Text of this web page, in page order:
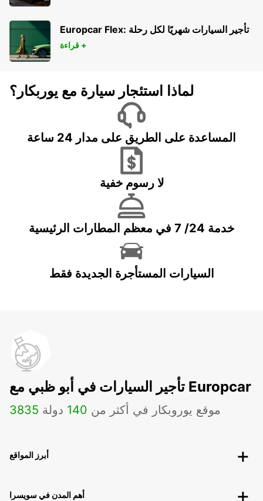
Europcar Flex: تأجير السيارات شهريًا لكل رحلة
قراءة +
لماذا استئجار سيارة مع يوربكار؟
المساعدة على الطريق على مدار 24 ساعة
لا رسوم خفية
خدمة 24/ 7 في معظم المطارات الرئيسية
السيارات المستأجرة الجديدة فقط
تأجير السيارات في أبو ظبي مع Europcar
3835 موقع يوروبكار في أكثر من 140 دولة
أبرز المواقع
أهم المدن في سويسرا